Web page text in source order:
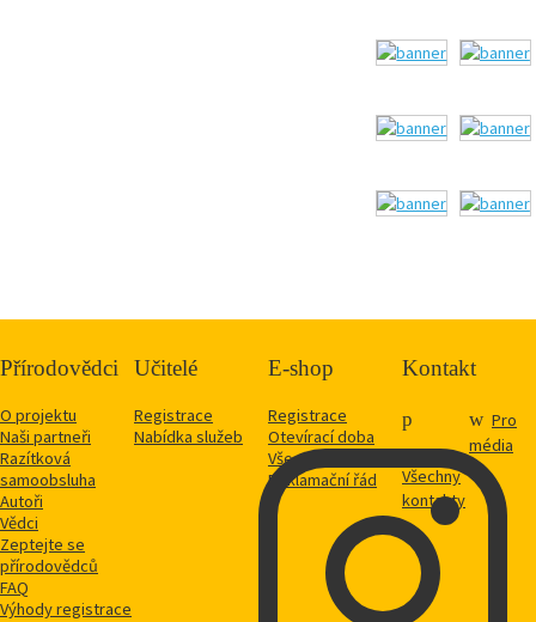
Přírodovědci
O projektu
Naši partneři
Razítková
samoobsluha
Autoři
Vědci
Zeptejte se
přírodovědců
FAQ
Výhody registrace
Učitelé
Registrace
Nabídka služeb
E-shop
Registrace
Otevírací doba
Vše o nákupu
Reklamační řád
Kontakt
Všechny
kontakty
Pro
média